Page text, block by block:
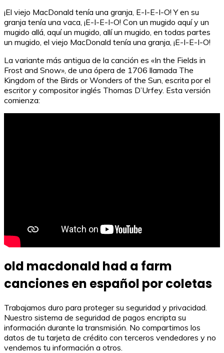
¡El viejo MacDonald tenía una granja, E-I-E-I-O! Y en su
granja tenía una vaca, ¡E-I-E-I-O! Con un mugido aquí y un
mugido allá, aquí un mugido, allí un mugido, en todas partes
un mugido, el viejo MacDonald tenía una granja, ¡E-I-E-I-O!
La variante más antigua de la canción es «In the Fields in
Frost and Snow», de una ópera de 1706 llamada The
Kingdom of the Birds or Wonders of the Sun, escrita por el
escritor y compositor inglés Thomas D’Urfey. Esta versión
comienza:
old macdonald had a farm
canciones en español por coletas
Trabajamos duro para proteger su seguridad y privacidad.
Nuestro sistema de seguridad de pagos encripta su
información durante la transmisión. No compartimos los
datos de tu tarjeta de crédito con terceros vendedores y no
vendemos tu información a otros.